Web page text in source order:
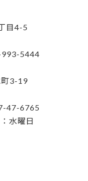
目4-5
5444
町3-19
47-6765
水曜日